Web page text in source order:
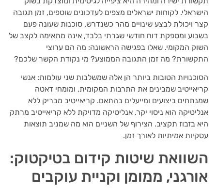
הישראלי. לקוחות ישראלים מצפים לעדכונים שוטפים, זמן תגובה
קצר ויכולת לבצע שינויים מהר כשנדרש. סוכנות שעונה פעם
בשבוע ומספקת דוח חודשי שגרתי בלבד, אינה מתאימה לקצב של
השוק המקומי. שאלו בפגישה הראשונה: מה הם ערוצי
התקשורת? מה זמן התגובה הממוצע? מי נקודת הקשר שלכם?
הסוכנויות הטובות ביותר הן אלה שמשלבות שני עולמות: אנשי
קריאייטיב שמבינים את התרבות המקומית, ומומחי דאטה
שמנתחים ביצועים ומייעלים בהתאם. קריאייטיב מבריק ללא
אנליטיקה הוא ניסוי יקר. אנליטיקה מדויקת ללא קריאייטיב מרתק
היא בזבוז תקציב. הצירוף של השניים הוא מה שמניב תוצאות
עסקיות אמיתיות לאורך זמן.
השוואת שיטות קידום בטיקטוק:
אורגני, ממומן וקניית עוקבים